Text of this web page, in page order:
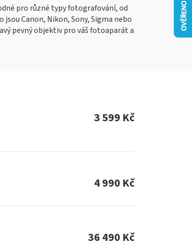
pro různé typy fotografování, od
Canon, Nikon, Sony, Sigma nebo
pevný objektiv pro váš fotoaparát a
3 599 Kč
4 990 Kč
36 490 Kč